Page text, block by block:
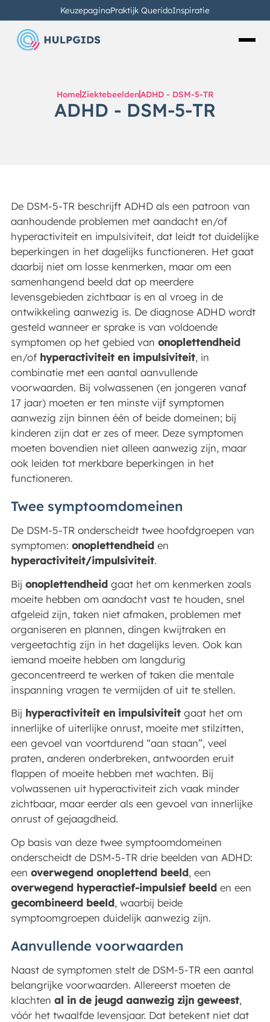
KeuzepaginaPraktijk QueridoInspiratie
HomeZiektebeeldenADHD - DSM-5-TR
ADHD - DSM-5-TR
De DSM-5-TR beschrijft ADHD als een patroon van
aanhoudende problemen met aandacht en/of
hyperactiviteit en impulsiviteit, dat leidt tot duidelijke
beperkingen in het dagelijks functioneren. Het gaat
daarbij niet om losse kenmerken, maar om een
samenhangend beeld dat op meerdere
levensgebieden zichtbaar is en al vroeg in de
ontwikkeling aanwezig is. De diagnose ADHD wordt
gesteld wanneer er sprake is van voldoende
symptomen op het gebied van onoplettendheid
en/of hyperactiviteit en impulsiviteit, in
combinatie met een aantal aanvullende
voorwaarden. Bij volwassenen (en jongeren vanaf
17 jaar) moeten er ten minste vijf symptomen
aanwezig zijn binnen één of beide domeinen; bij
kinderen zijn dat er zes of meer. Deze symptomen
moeten bovendien niet alleen aanwezig zijn, maar
ook leiden tot merkbare beperkingen in het
functioneren.
Twee symptoomdomeinen
De DSM-5-TR onderscheidt twee hoofdgroepen van
symptomen: onoplettendheiden
hyperactiviteit/impulsiviteit.
Bij onoplettendheidgaat het om kenmerken zoals
moeite hebben om aandacht vast te houden, snel
afgeleid zijn, taken niet afmaken, problemen met
organiseren en plannen, dingen kwijtraken en
vergeetachtig zijn in het dagelijks leven. Ook kan
iemand moeite hebben om langdurig
geconcentreerd te werken of taken die mentale
inspanning vragen te vermijden of uit te stellen.
Bij hyperactiviteit en impulsiviteitgaat het om
innerlijke of uiterlijke onrust, moeite met stilzitten,
een gevoel van voortdurend “aan staan”, veel
praten, anderen onderbreken, antwoorden eruit
flappen of moeite hebben met wachten. Bij
volwassenen uit hyperactiviteit zich vaak minder
zichtbaar, maar eerder als een gevoel van innerlijke
onrust of gejaagdheid.
Op basis van deze twee symptoomdomeinen
onderscheidt de DSM-5-TR drie beelden van ADHD:
een overwegend onoplettend beeld, een
overwegend hyperactief-impulsief beelden een
gecombineerd beeld, waarbij beide
symptoomgroepen duidelijk aanwezig zijn.
Aanvullende voorwaarden
Naast de symptomen stelt de DSM-5-TR een aantal
belangrijke voorwaarden. Allereerst moeten de
klachten al in de jeugd aanwezig zijn geweest,
vóór het twaalfde levensjaar. Dat betekent niet dat